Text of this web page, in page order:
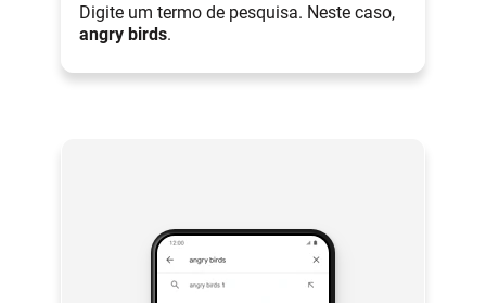
Digite um termo de pesquisa. Neste caso,
angry birds.